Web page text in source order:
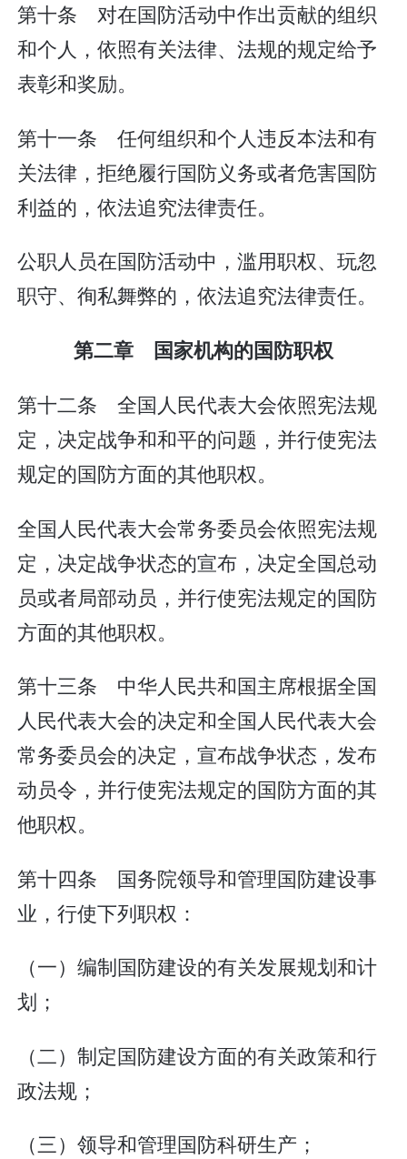
第十条 对在国防活动中作出贡献的组织
和个人，依照有关法律、法规的规定给予
表彰和奖励。
第十一条 任何组织和个人违反本法和有
关法律，拒绝履行国防义务或者危害国防
利益的，依法追究法律责任。
公职人员在国防活动中，滥用职权、玩忽
职守、徇私舞弊的，依法追究法律责任。
第二章 国家机构的国防职权
第十二条 全国人民代表大会依照宪法规
定，决定战争和和平的问题，并行使宪法
规定的国防方面的其他职权。
全国人民代表大会常务委员会依照宪法规
定，决定战争状态的宣布，决定全国总动
员或者局部动员，并行使宪法规定的国防
方面的其他职权。
第十三条 中华人民共和国主席根据全国
人民代表大会的决定和全国人民代表大会
常务委员会的决定，宣布战争状态，发布
动员令，并行使宪法规定的国防方面的其
他职权。
第十四条 国务院领导和管理国防建设事
业，行使下列职权：
（一）编制国防建设的有关发展规划和计
划；
（二）制定国防建设方面的有关政策和行
政法规；
（三）领导和管理国防科研生产；